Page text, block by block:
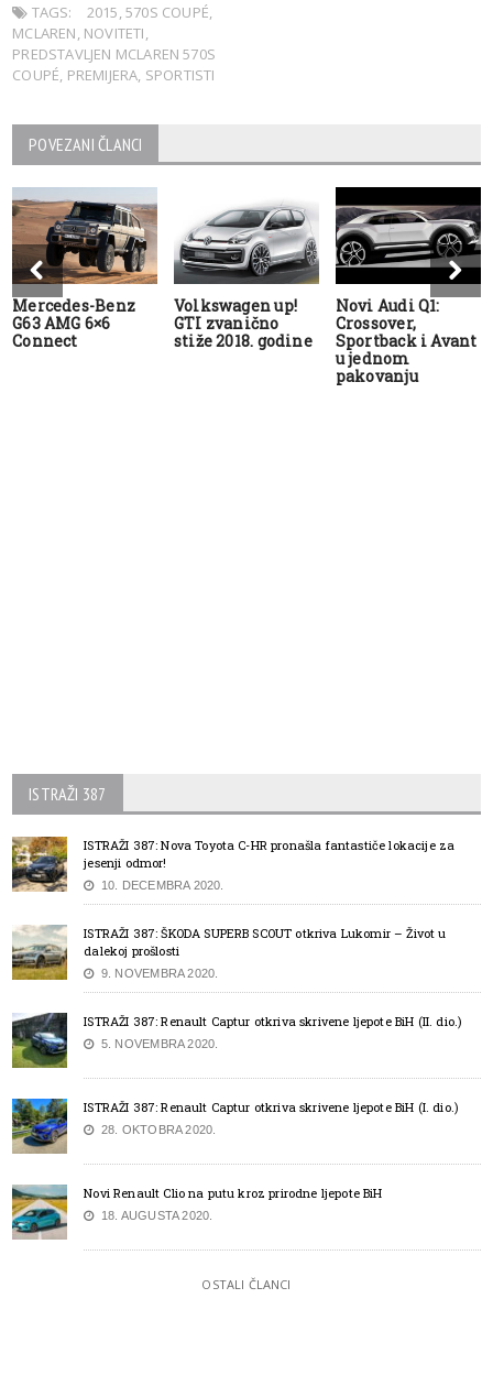
TAGS:
2015,570S COUPÉ,
MCLAREN, NOVITETI,
PREDSTAVLJEN MCLAREN 570S
COUPÉ, PREMIJERA, SPORTISTI
POVEZANI ČLANCI
Mercedes-Benz
G63 AMG 6×6
Connect
Volkswagen up!
GTI zvanično
stiže 2018. godine
Novi Audi Q1:
Crossover,
Sportback i Avant
u jednom
pakovanju
ISTRAŽI 387
ISTRAŽI 387: Nova Toyota C-HR pronašla fantastiče lokacije za
jesenji odmor!
10. DECEMBRA 2020.
ISTRAŽI 387: ŠKODA SUPERB SCOUT otkriva Lukomir – Život u
dalekoj prošlosti
9. NOVEMBRA 2020.
ISTRAŽI 387: Renault Captur otkriva skrivene ljepote BiH (II. dio.)
5. NOVEMBRA 2020.
ISTRAŽI 387: Renault Captur otkriva skrivene ljepote BiH (I. dio.)
28. OKTOBRA 2020.
Novi Renault Clio na putu kroz prirodne ljepote BiH
18. AUGUSTA 2020.
OSTALI ČLANCI